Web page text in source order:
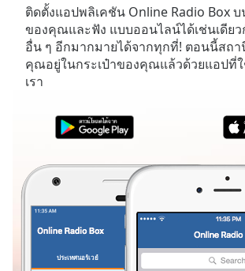
Skip
Forward
Mute
Current
Time0:00
TypeLIVE
Seek to
live,
behind
Remaining
ติดตั้งแอปพลิเคชัน Online Radio Box
ของคุณและฟัง แบบออนไลน์ได้เช่นเดีย
อื่น ๆ อีกมากมายได้จากทุกที่! ตอนนี้สถ
คุณอยู่ในกระเป๋าของคุณแล้วด้วยแอปที่
เรา
ประเทศนอร์เวย์